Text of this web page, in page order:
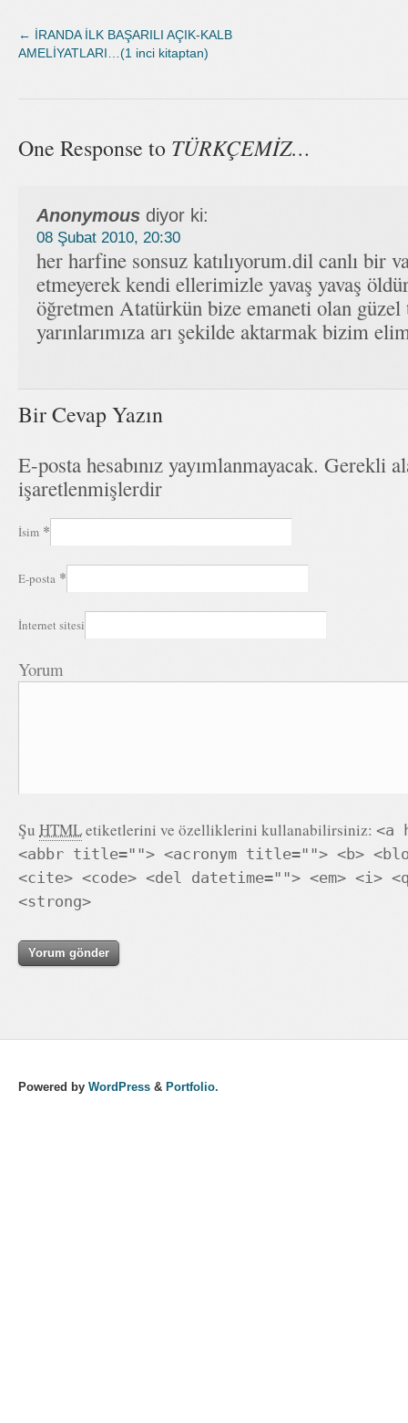
← İRANDA İLK BAŞARILI AÇIK-KALB
AMELİYATLARI…(1 inci kitaptan)
One Response to TÜRKÇEMİZ…
Anonymous diyor ki:
08 Şubat 2010, 20:30
her harfine sonsuz katılıyorum.dil canlı bir
etmeyerek kendi ellerimizle yavaş yavaş
öğretmen Atatürkün bize emaneti olan
yarınlarımıza arı şekilde aktarmak bizim
Bir Cevap Yazın
E-posta hesabınız yayımlanmayacak. Gerekli
işaretlenmişlerdir
İsim *
E-posta *
İnternet sitesi
Yorum
Şu HTMLetiketlerini ve özelliklerini kullanabilirsiniz: <a
<abbr title=""> <acronym title=""> <b>
<cite> <code> <del datetime=""> <em> <i>
<strong>
Powered by WordPress & Portfolio.